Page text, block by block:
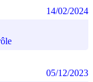
14/02/2024
05/12/2023